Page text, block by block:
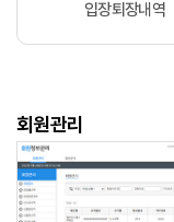
입장퇴장내역
회원관리